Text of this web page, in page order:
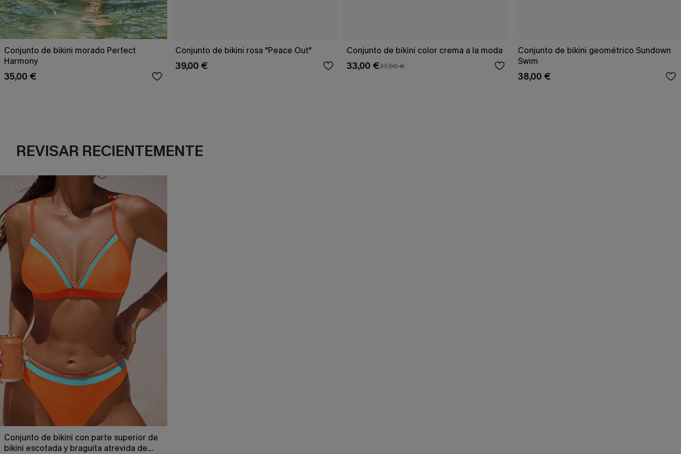
Conjunto de bikini morado Perfect
Harmony
35,00 €
Conjunto de bikini rosa "Peace Out"
39,00 €
Conjunto de bikini color crema a la moda
33,00 €37,00 €
Conjunto de bikini geométrico Sundown
Swim
38,00 €
REVISAR RECIENTEMENTE
Conjunto de bikini con parte superior de
bikini escotada y braguita atrevida de